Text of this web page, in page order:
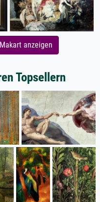
anzeigen
Topsellern